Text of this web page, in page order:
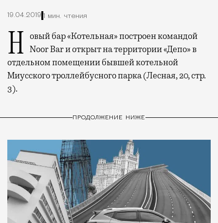
19.04.2019 1 мин. чтения
Новый бар «Котельная» построен командой Noor Bar и открыт на территории «Депо» в
отдельном помещении бывшей котельной
Миусского троллейбусного парка (Лесная, 20, стр.
3).
ПРОДОЛЖЕНИЕ НИЖЕ